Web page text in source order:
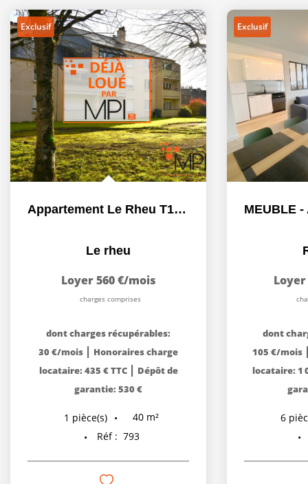
Exclusif
Appartement Le Rheu T1 BIS 39.56 m2
Le rheu
Loyer 560 €/mois
charges comprises
dont charges récupérables:
30 €/mois | Honoraires charge
locataire: 435 € TTC | Dépôt de
garantie: 530 €
1 pièce(s) 40 m²
Réf : 793
Exclusif
Loyer
dont
105 €/mois
locataire: 1
6